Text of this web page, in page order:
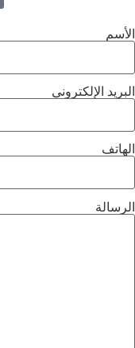
الأسم
البريد الإلكتروني
الهاتف
الرسالة